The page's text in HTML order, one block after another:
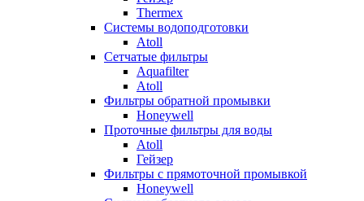
Thermex
Системы водоподготовки
Atoll
Сетчатые фильтры
Aquafilter
Atoll
Фильтры обратной промывки
Honeywell
Проточные фильтры для воды
Atoll
Гейзер
Фильтры с прямоточной промывкой
Honeywell